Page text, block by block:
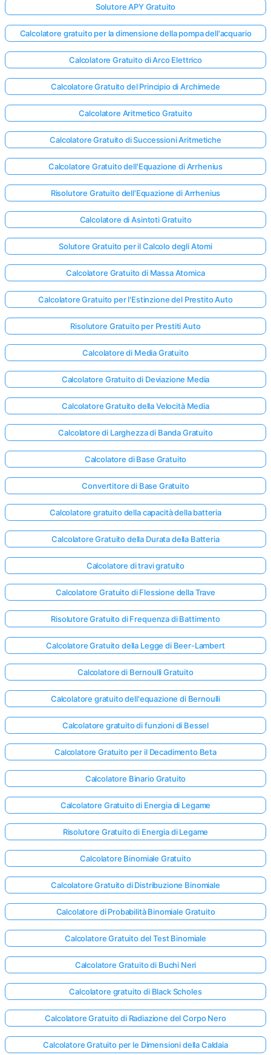
la Tua
Prima
Solutore APY Gratuito
Calcolatore gratuito per la dimensione della pompa dell'acquario
Calcolatore Gratuito di Arco Elettrico
Calcolatore Gratuito del Principio di Archimede
Calcolatore Aritmetico Gratuito
Calcolatore Gratuito di Successioni Aritmetiche
Calcolatore Gratuito dell'Equazione di Arrhenius
Risolutore Gratuito dell'Equazione di Arrhenius
Calcolatore di Asintoti Gratuito
Solutore Gratuito per il Calcolo degli Atomi
Calcolatore Gratuito di Massa Atomica
Calcolatore Gratuito per l'Estinzione del Prestito Auto
Risolutore Gratuito per Prestiti Auto
Calcolatore di Media Gratuito
Calcolatore Gratuito di Deviazione Media
Calcolatore Gratuito della Velocità Media
Calcolatore di Larghezza di Banda Gratuito
Calcolatore di Base Gratuito
Convertitore di Base Gratuito
Calcolatore gratuito della capacità della batteria
Calcolatore Gratuito della Durata della Batteria
Calcolatore di travi gratuito
Calcolatore Gratuito di Flessione della Trave
Risolutore Gratuito di Frequenza di Battimento
Calcolatore Gratuito della Legge di Beer-Lambert
Calcolatore di Bernoulli Gratuito
Calcolatore gratuito dell'equazione di Bernoulli
Calcolatore gratuito di funzioni di Bessel
Calcolatore Gratuito per il Decadimento Beta
Calcolatore Binario Gratuito
Calcolatore Gratuito di Energia di Legame
Risolutore Gratuito di Energia di Legame
Calcolatore Binomiale Gratuito
Calcolatore Gratuito di Distribuzione Binomiale
Calcolatore di Probabilità Binomiale Gratuito
Calcolatore Gratuito del Test Binomiale
Calcolatore Gratuito di Buchi Neri
Calcolatore gratuito di Black Scholes
Calcolatore Gratuito di Radiazione del Corpo Nero
Calcolatore Gratuito per le Dimensioni della Caldaia